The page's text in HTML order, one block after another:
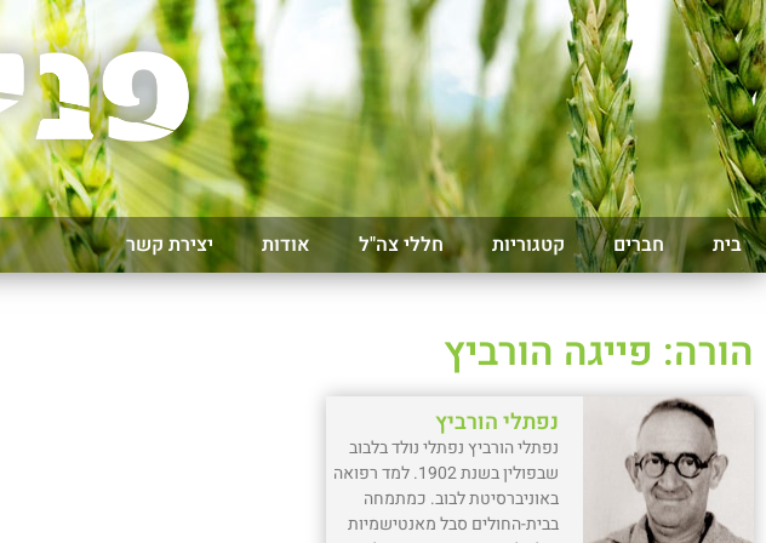
בית חברים קטגוריות חללי צה"ל אודות יצירת קשר
הורה: פייגה הורביץ
נפתלי הורביץ
נפתלי הורביץ נפתלי נולד בלבוב
שבפולין בשנת 1902. למד רפואה
באוניברסיטת לבוב. כמתמחה
בבית-החולים סבל מאנטישמיות